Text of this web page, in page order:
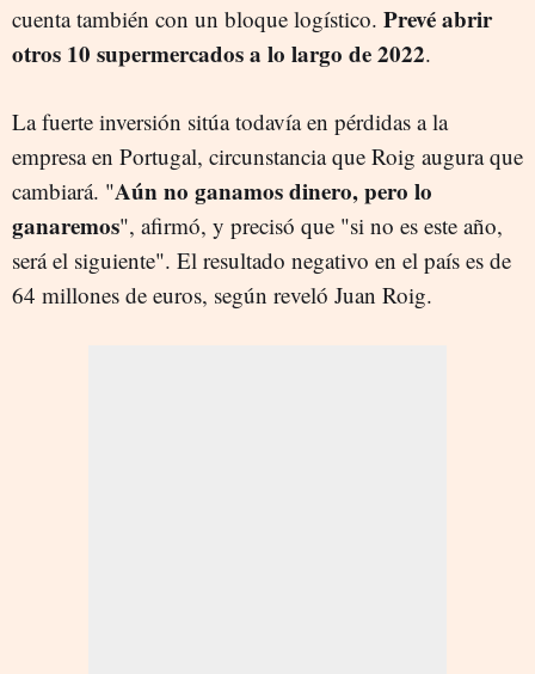
cuenta también con un bloque logístico. Prevé abrir
otros 10 supermercados a lo largo de 2022.
La fuerte inversión sitúa todavía en pérdidas a la
empresa en Portugal, circunstancia que Roig augura que
cambiará. "Aún no ganamos dinero, pero lo
ganaremos", afirmó, y precisó que "si no es este año,
será el siguiente". El resultado negativo en el país es de
64 millones de euros, según reveló Juan Roig.